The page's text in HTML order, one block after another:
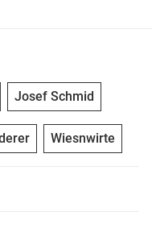
Josef Schmid
Wiesnwirte